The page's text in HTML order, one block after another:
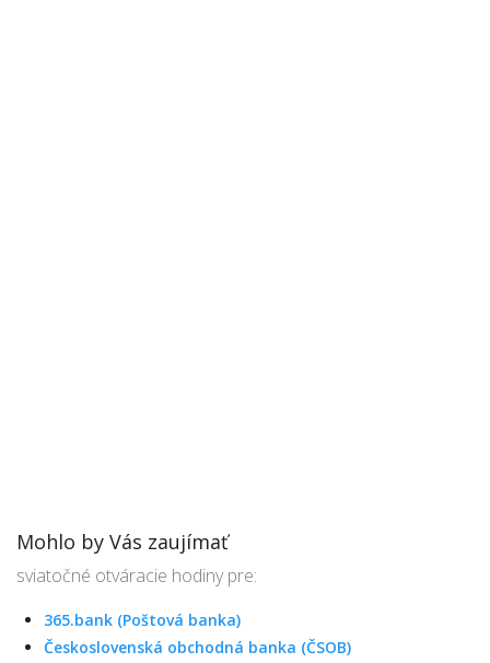
Mohlo by Vás zaujímať
sviatočné otváracie hodiny pre:
365.bank (Poštová banka)
Československá obchodná banka (ČSOB)